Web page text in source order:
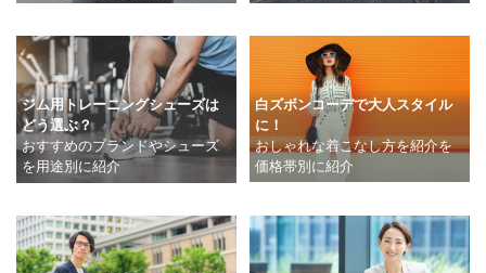
ジム用トレーニングシューズは
どう選ぶ？
おすすめのブランドやシューズ
を用途別に紹介
白ズボンコーデで大人スタイル
に！
おしゃれな着こなし方を紹介を
価格帯別に紹介